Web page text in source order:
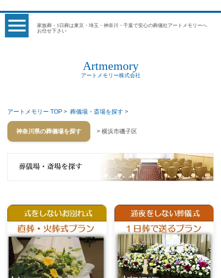
家族葬・1日葬は東京・埼玉・神奈川・千葉で安心の葬儀社アートメモリーへ
お任せ下さい
Artmemory
アートメモリー株式会社
アートメモリー TOP > 葬儀場・斎場を探す >
神奈川県の葬儀場を探す > 横浜市磯子区